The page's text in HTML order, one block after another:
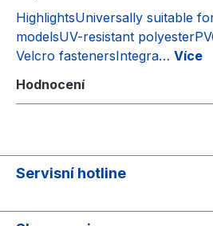
HighlightsUniversally suitable
modelsUV-resistant
Velcro fastenersIntegra… Více
Hodnocení
Servisní hotline